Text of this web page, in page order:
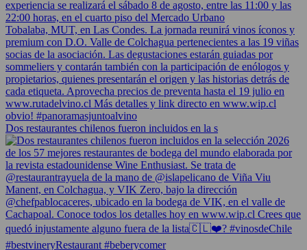
Dos restaurantes chilenos fueron incluidos en la s